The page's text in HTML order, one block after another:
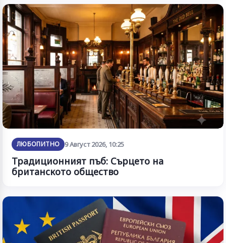
ЛЮБОПИТНО 9 Август 2026, 10:25
Традиционният пъб: Сърцето на
британското общество